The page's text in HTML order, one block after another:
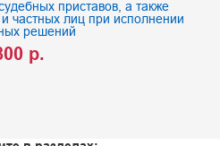
приставов, а также
частных лиц при исполнении
решений
р.